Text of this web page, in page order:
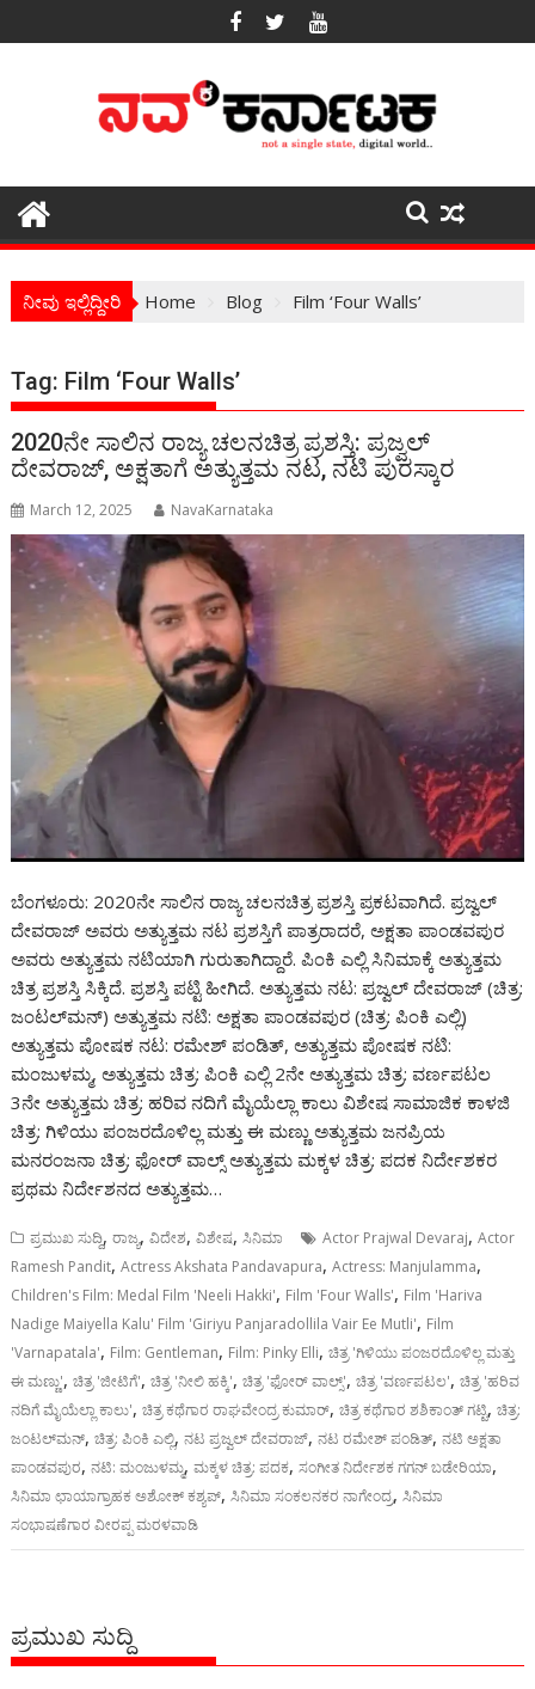
to
ನೀವು ಇಲ್ಲಿದ್ದೀರಿ Home Blog Film ‘Four Walls’
Tag: Film ‘Four Walls’
2020ನೇ ಸಾಲಿನ ರಾಜ್ಯ ಚಲನಚಿತ್ರ ಪ್ರಶಸ್ತಿ: ಪ್ರಜ್ವಲ್
ದೇವರಾಜ್, ಅಕ್ಷತಾಗೆ ಅತ್ಯುತ್ತಮ ನಟ, ನಟಿ ಪುರಸ್ಕಾರ
March 12, 2025 NavaKarnataka
ಬೆಂಗಳೂರು: 2020ನೇ ಸಾಲಿನ ರಾಜ್ಯ ಚಲನಚಿತ್ರ ಪ್ರಶಸ್ತಿ ಪ್ರಕಟವಾಗಿದೆ. ಪ್ರಜ್ವಲ್
ದೇವರಾಜ್ ಅವರು ಅತ್ಯುತ್ತಮ ನಟ ಪ್ರಶಸ್ತಿಗೆ ಪಾತ್ರರಾದರೆ, ಅಕ್ಷತಾ ಪಾಂಡವಪುರ
ಅವರು ಅತ್ಯುತ್ತಮ ನಟಿಯಾಗಿ ಗುರುತಾಗಿದ್ದಾರೆ. ಪಿಂಕಿ ಎಲ್ಲಿ ಸಿನಿಮಾಕ್ಕೆ ಅತ್ಯುತ್ತಮ
ಚಿತ್ರ ಪ್ರಶಸ್ತಿ ಸಿಕ್ಕಿದೆ. ಪ್ರಶಸ್ತಿ ಪಟ್ಟಿ ಹೀಗಿದೆ. ಅತ್ಯುತ್ತಮ ನಟ: ಪ್ರಜ್ವಲ್‍ ದೇವರಾಜ್‍ (ಚಿತ್ರ:
ಜಂಟಲ್‌ಮನ್) ಅತ್ಯುತ್ತಮ ನಟಿ: ಅಕ್ಷತಾ ಪಾಂಡವಪುರ (ಚಿತ್ರ: ಪಿಂಕಿ ಎಲ್ಲಿ)
ಅತ್ಯುತ್ತಮ ಪೋಷಕ ನಟ: ರಮೇಶ್‍ ಪಂಡಿತ್‍, ಅತ್ಯುತ್ತಮ ಪೋಷಕ ನಟಿ:
ಮಂಜುಳಮ್ಮ, ಅತ್ಯುತ್ತಮ ಚಿತ್ರ: ಪಿಂಕಿ ಎಲ್ಲಿ 2ನೇ ಅತ್ಯುತ್ತಮ ಚಿತ್ರ: ವರ್ಣಪಟಲ
3ನೇ ಅತ್ಯುತ್ತಮ ಚಿತ್ರ: ಹರಿವ ನದಿಗೆ ಮೈಯೆಲ್ಲಾ ಕಾಲು ವಿಶೇಷ ಸಾಮಾಜಿಕ ಕಾಳಜಿ
ಚಿತ್ರ: ಗಿಳಿಯು ಪಂಜರದೊಳಿಲ್ಲ ಮತ್ತು ಈ ಮಣ್ಣು ಅತ್ಯುತ್ತಮ ಜನಪ್ರಿಯ
ಮನರಂಜನಾ ಚಿತ್ರ: ಫೋರ್ ವಾಲ್ಸ್ ಅತ್ಯುತ್ತಮ ಮಕ್ಕಳ ಚಿತ್ರ: ಪದಕ ನಿರ್ದೇಶಕರ
ಪ್ರಥಮ ನಿರ್ದೇಶನದ ಅತ್ಯುತ್ತಮ…
ಪ್ರಮುಖ ಸುದ್ದಿ,ರಾಜ್ಯ,ವಿದೇಶ,ವಿಶೇಷ,ಸಿನಿಮಾ Actor Prajwal Devaraj,Actor
Ramesh Pandit,Actress Akshata Pandavapura,Actress: Manjulamma,
Children's Film: Medal Film 'Neeli Hakki', Film 'Four Walls', Film 'Hariva
Nadige Maiyella Kalu' Film 'Giriyu Panjaradollila Vair Ee Mutli', Film
'Varnapatala', Film: Gentleman, Film: Pinky Elli,ಚಿತ್ರ 'ಗಿಳಿಯು ಪಂಜರದೊಳಿಲ್ಲ ಮತ್ತು
ಈ ಮಣ್ಣು',ಚಿತ್ರ 'ಜೀಟಿಗೆ',ಚಿತ್ರ 'ನೀಲಿ ಹಕ್ಕಿ',ಚಿತ್ರ 'ಫೋರ್ ವಾಲ್ಸ್',ಚಿತ್ರ 'ವರ್ಣಪಟಲ',ಚಿತ್ರ 'ಹರಿವ
ನದಿಗೆ ಮೈಯೆಲ್ಲಾ ಕಾಲು',ಚಿತ್ರ ಕಥೆಗಾರ ರಾಘವೇಂದ್ರ ಕುಮಾರ್‍,ಚಿತ್ರ ಕಥೆಗಾರ ಶಶಿಕಾಂತ್‍ ಗಟ್ಟಿ,ಚಿತ್ರ:
ಜಂಟಲ್‌ಮನ್,ಚಿತ್ರ: ಪಿಂಕಿ ಎಲ್ಲಿ,ನಟ ಪ್ರಜ್ವಲ್‍ ದೇವರಾಜ್‍,ನಟ ರಮೇಶ್‍ ಪಂಡಿತ್‍,ನಟಿ ಅಕ್ಷತಾ
ಪಾಂಡವಪುರ,ನಟಿ: ಮಂಜುಳಮ್ಮ,ಮಕ್ಕಳ ಚಿತ್ರ: ಪದಕ,ಸಂಗೀತ ನಿರ್ದೇಶಕ ಗಗನ್‍ ಬಡೇರಿಯಾ,
ಸಿನಿಮಾ ಛಾಯಾಗ್ರಾಹಕ ಅಶೋಕ್ ಕಶ್ಯಪ್‍,ಸಿನಿಮಾ ಸಂಕಲನಕರ ನಾಗೇಂದ್ರ,ಸಿನಿಮಾ
ಸಂಭಾಷಣೆಗಾರ ವೀರಪ್ಪ ಮರಳವಾಡಿ
ಪ್ರಮುಖ ಸುದ್ದಿ